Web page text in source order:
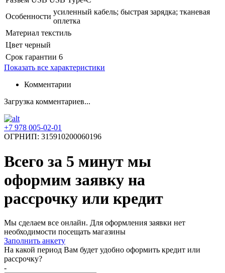
Особенности
усиленный кабель; быстрая зарядка; тканевая
оплетка
Материал текстиль
Цвет черный
Срок гарантии 6
Показать все характеристики
Комментарии
Загрузка комментариев...
+7 978 005-02-01
ОГРНИП: 315910200060196
Всего за 5 минут мы
оформим заявку на
рассрочку или кредит
Мы сделаем все онлайн. Для оформления заявки нет
необходимости посещать магазины
Заполнить анкету
На какой период Вам будет удобно оформить кредит или
рассрочку?
-